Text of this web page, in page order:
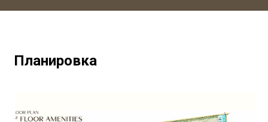
Планировка